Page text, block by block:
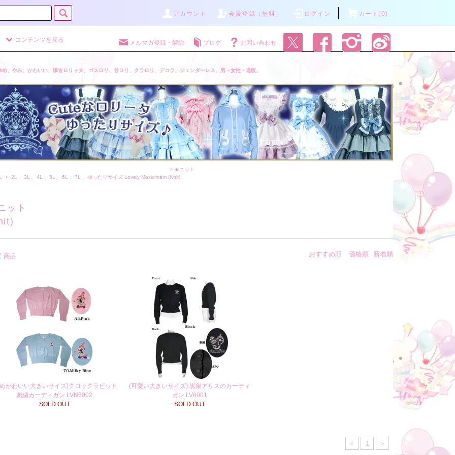
アカウント 会員登録（無料） ログイン カート(0)
コンテンツを見る メルマガ登録・解除 ブログ お問い合わせ
、やみ、かわいい、懐古ロリィタ、ゴスロリ、甘ロリ、クラロリ、デコラ、ジェンダーレス、男・女性・通販。
> 2L 、3L 、4L 、5L、 6L 、7L 、ゆったりサイズ Lovely Maxicimam
> ★ニット
(Knit)
ット
商品 おすすめ順 価格順 新着順
かわいい大きいサイズ)クロックラビット
刺繍カーディガン LVN6002
SOLD OUT
(可愛い大きいサイズ) 黒猫アリスのカーディ
ガン LV6001
SOLD OUT
< 1 >